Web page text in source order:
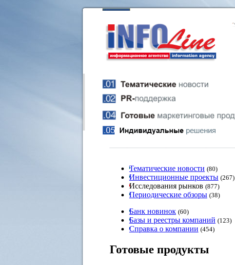
Тематические новости (80)
Инвестиционные проекты (267)
Исследования рынков (877)
Периодические обзоры (38)
Банк новинок (60)
Базы и реестры компаний (123)
Справка о компании (454)
Готовые продукты